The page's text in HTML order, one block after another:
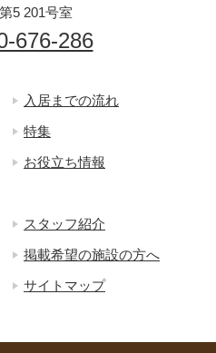
5 201号室
676-286
入居までの流れ
特集
お役立ち情報
スタッフ紹介
掲載希望の施設の方へ
サイトマップ